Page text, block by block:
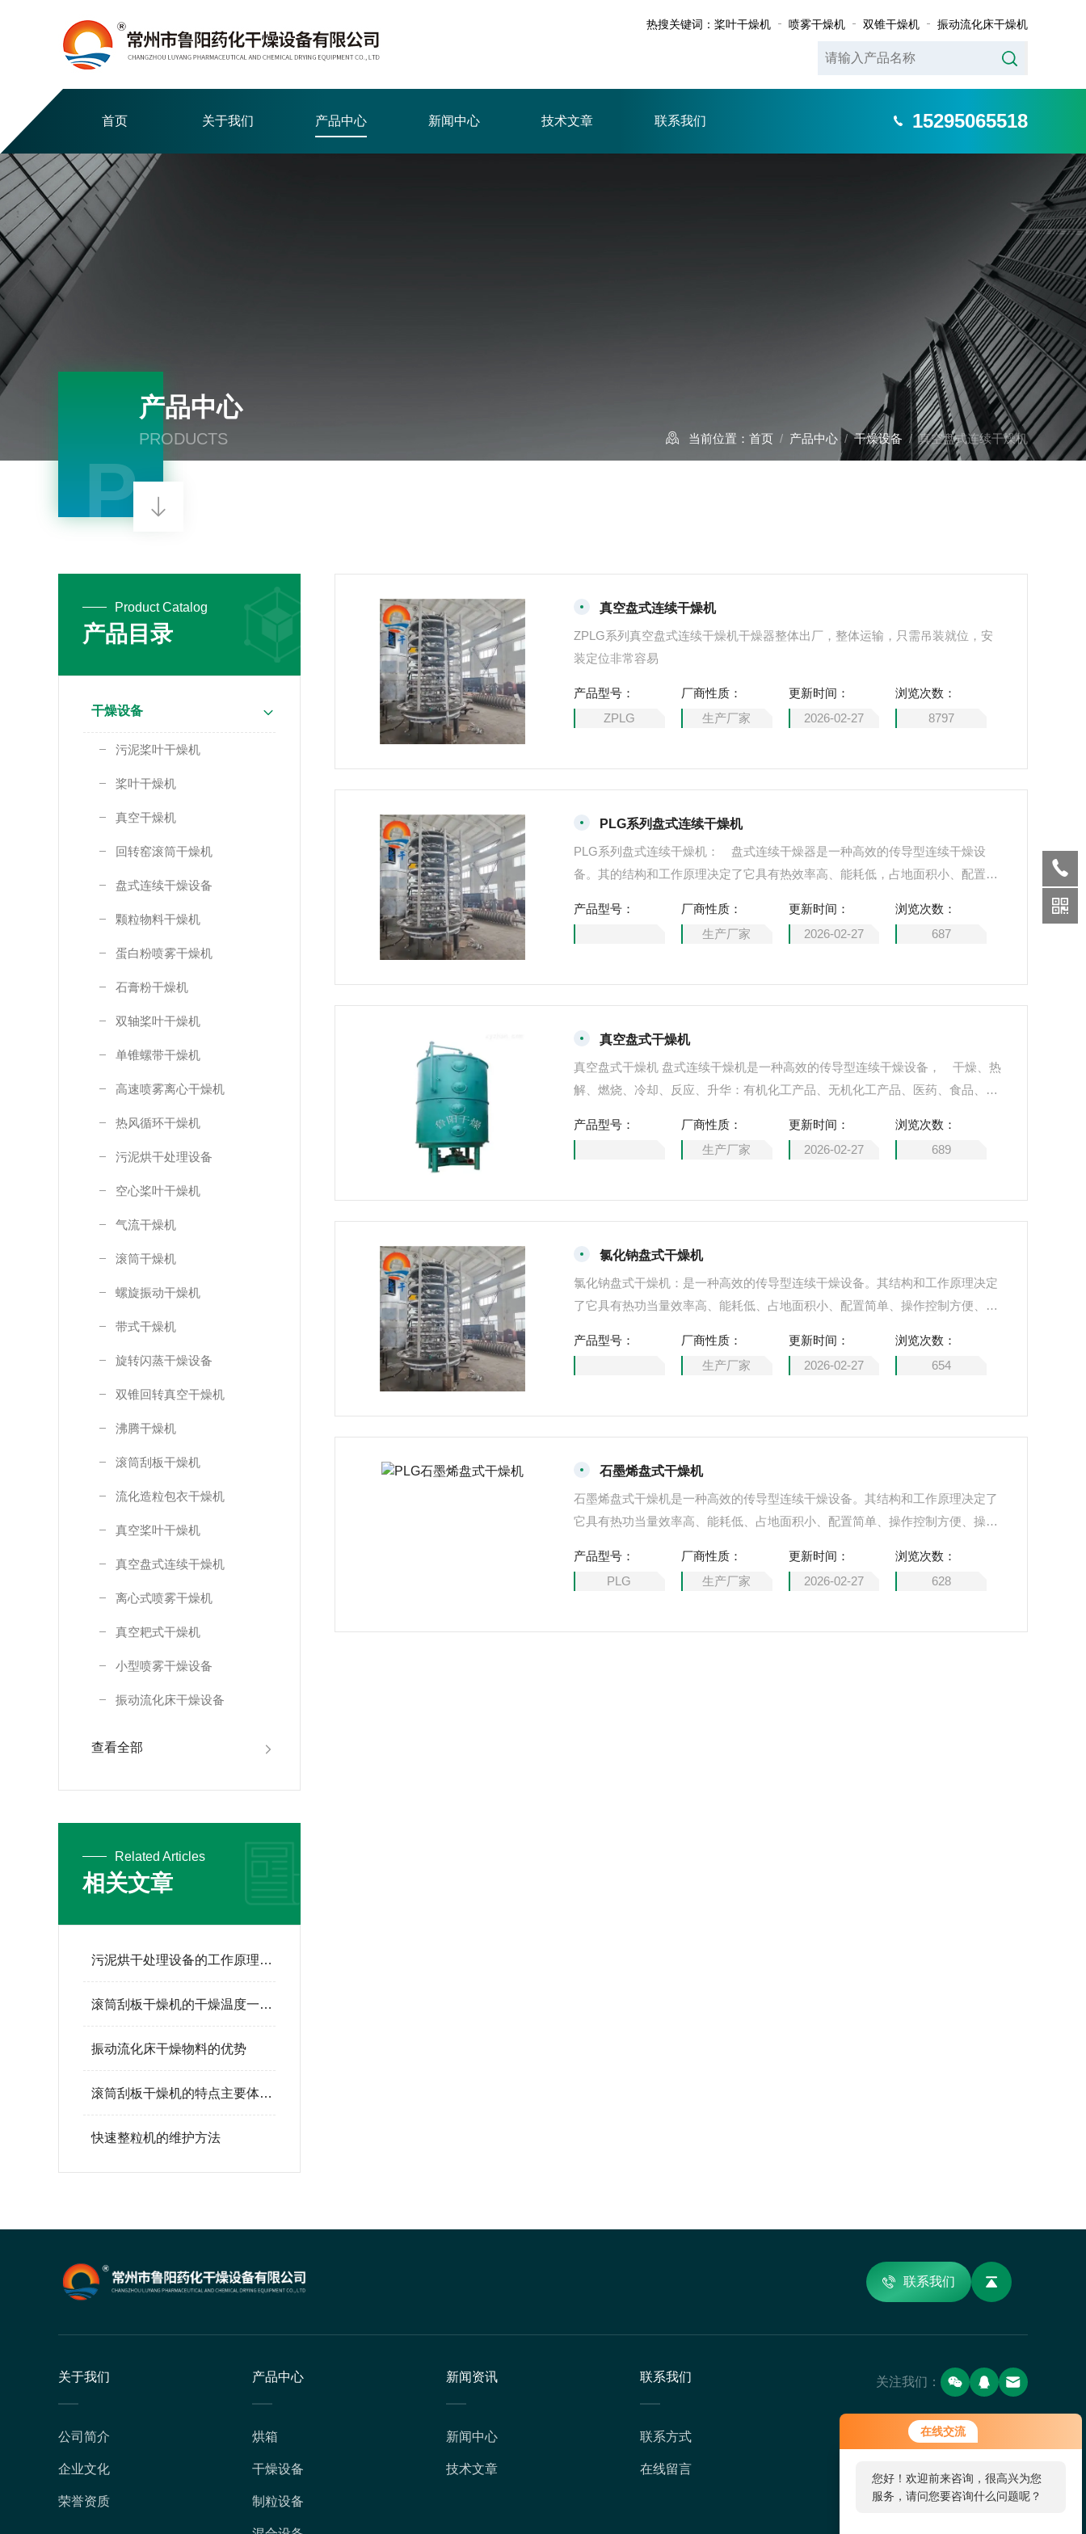
在线交流
您好！欢迎前来咨询，很高兴为您
服务，请问您要咨询什么问题呢？
您好，看您停留很久了，是否找到
了需求产品，您可以直接在线与我
热搜关键词： 桨叶干燥机 喷雾干燥机 双锥干燥机 振动流化床干燥机
首页 关于我们 产品中心 新闻中心 技术文章 联系我们 15295065518
产品中心
PRODUCTS
P
当前位置： 首页 / 产品中心/干燥设备 / 真空盘式连续干燥机
Product Catalog
产品目录
干燥设备
污泥桨叶干燥机
桨叶干燥机
真空干燥机
回转窑滚筒干燥机
盘式连续干燥设备
颗粒物料干燥机
蛋白粉喷雾干燥机
石膏粉干燥机
双轴桨叶干燥机
单锥螺带干燥机
高速喷雾离心干燥机
热风循环干燥机
污泥烘干处理设备
空心桨叶干燥机
气流干燥机
滚筒干燥机
螺旋振动干燥机
带式干燥机
旋转闪蒸干燥设备
双锥回转真空干燥机
沸腾干燥机
滚筒刮板干燥机
流化造粒包衣干燥机
真空桨叶干燥机
真空盘式连续干燥机
离心式喷雾干燥机
真空耙式干燥机
小型喷雾干燥设备
振动流化床干燥设备
查看全部
Related Articles
相关文章
污泥烘干处理设备的工作原理与工艺流程解析
滚筒刮板干燥机的干燥温度一般是多少
振动流化床干燥物料的优势
滚筒刮板干燥机的特点主要体现在以下几个方面
快速整粒机的维护方法
真空盘式连续干燥机
ZPLG系列真空盘式连续干燥机干燥器整体出厂，整体运输，只需吊装就位，安
装定位非常容易
产品型号：
ZPLG
厂商性质：
生产厂家
更新时间：
2026-02-27
浏览次数：
8797
PLG系列盘式连续干燥机
PLG系列盘式连续干燥机： 盘式连续干燥器是一种高效的传导型连续干燥设
备。其的结构和工作原理决定了它具有热效率高、能耗低，占地面积小、配置简
饲料、农副产品加工等行业的干燥作业。在各行业使用实践中深受好评。
产品型号：
厂商性质：
生产厂家
更新时间：
2026-02-27
浏览次数：
687
真空盘式干燥机
真空盘式干燥机 盘式连续干燥机是一种高效的传导型连续干燥设备， 干燥、热
解、燃烧、冷却、反应、升华：有机化工产品、无机化工产品、医药、食品、饲
产品型号：
厂商性质：
生产厂家
更新时间：
2026-02-27
浏览次数：
689
氯化钠盘式干燥机
氯化钠盘式干燥机：是一种高效的传导型连续干燥设备。其结构和工作原理决定
了它具有热功当量效率高、能耗低、占地面积小、配置简单、操作控制方便、操
限公司专业生产各类带式干燥机、喷雾干燥机、闪蒸干燥机、真空干燥机、桨叶
干燥机、耙式干燥机、盘式干燥机 、盘式连续干燥机 的优质供应商。
产品型号：
厂商性质：
生产厂家
更新时间：
2026-02-27
浏览次数：
654
石墨烯盘式干燥机
石墨烯盘式干燥机是一种高效的传导型连续干燥设备。其结构和工作原理决定了
它具有热功当量效率高、能耗低、占地面积小、配置简单、操作控制方便、操作
业的干燥作业。在各行业使用实践中深受好评。
产品型号：
PLG
厂商性质：
生产厂家
更新时间：
2026-02-27
浏览次数：
628
联系我们
关于我们
公司简介
企业文化
荣誉资质
产品中心
烘箱
干燥设备
制粒设备
新闻资讯
新闻中心
技术文章
联系我们
联系方式
在线留言
关注我们：